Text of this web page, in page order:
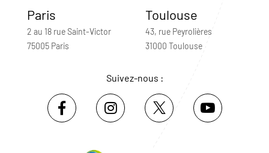
Paris
2 au 18 rue Saint-Victor
75005 Paris
Toulouse
43, rue Peyrolières
31000 Toulouse
Suivez-nous :